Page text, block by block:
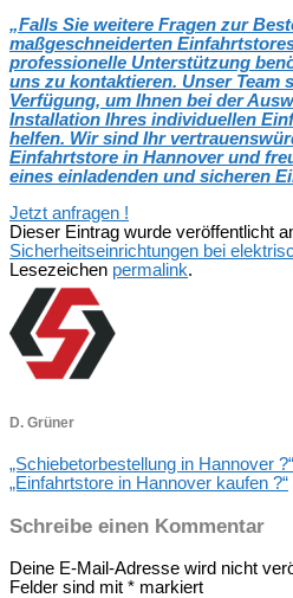
„Falls Sie weitere Fragen zur
maßgeschneiderten
professionelle Unterstützung
uns zu kontaktieren. Unser Team
Verfügung, um Ihnen bei der
Installation Ihres individuellen
helfen. Wir sind Ihr
Einfahrtstore in Hannover und
eines einladenden und sicheren
Jetzt anfragen !
Dieser Eintrag wurde veröffentlicht
Sicherheitseinrichtungen bei
Lesezeichen permalink.
D. Grüner
„Schiebetorbestellung in Hannover ?“
„Einfahrtstore in Hannover kaufen ?“
Schreibe einen Kommentar
Deine E-Mail-Adresse wird nicht
Felder sind mit * markiert